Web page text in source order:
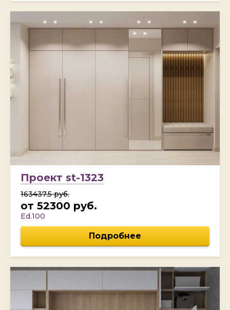
Проект st-1323
163437.5 руб.
от 52300 руб.
Ed.100
Подробнее